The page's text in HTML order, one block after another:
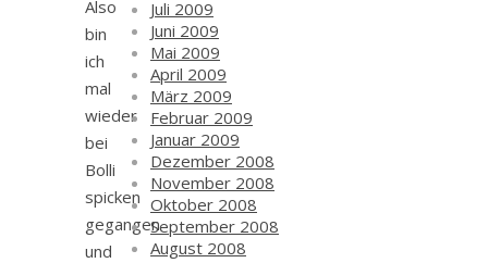
Also
bin
ich
mal
wieder
bei
Bolli
spicken
gegangen
und
Juli 2009
Juni 2009
Mai 2009
April 2009
März 2009
Februar 2009
Januar 2009
Dezember 2008
November 2008
Oktober 2008
September 2008
August 2008